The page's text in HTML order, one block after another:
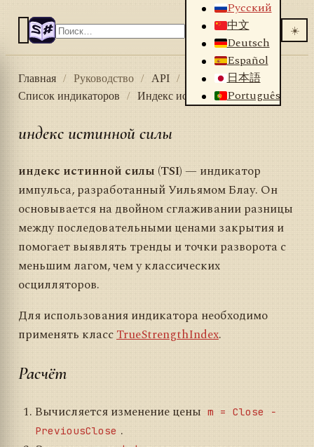
Русский
中文
Deutsch
Español
日本語
Português
☀️
Главная / Руководство / API / Индикаторы
/
Список индикаторов
/ Индекс истинной силы
индекс истинной силы
индекс истинной силы (TSI)— индикатор
импульса, разработанный Уильямом Блау. Он
основывается на двойном сглаживании разницы
между последовательными ценами закрытия и
помогает выявлять тренды и точки разворота с
меньшим лагом, чем у классических
осцилляторов.
Для использования индикатора необходимо
применять классTrueStrengthIndex.
Расчёт
Вычисляется изменение цены m = Close −
PreviousClose .